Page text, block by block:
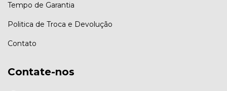
Tempo de Garantia
Politica de Troca e Devolução
Contato
Contate-nos